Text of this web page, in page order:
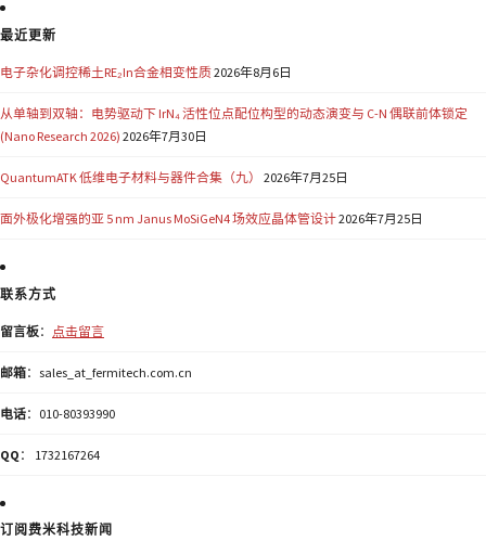
最近更新
电子杂化调控稀土RE₂In合金相变性质2026年8月6日
从单轴到双轴：电势驱动下 IrN₄ 活性位点配位构型的动态演变与 C-N 偶联前体锁定
(Nano Research 2026) 2026年7月30日
QuantumATK 低维电子材料与器件合集（九） 2026年7月25日
面外极化增强的亚 5 nm Janus MoSiGeN4 场效应晶体管设计2026年7月25日
联系方式
留言板： 点击留言
邮箱：sales_at_fermitech.com.cn
电话：010-80393990
QQ ： 1732167264
订阅费米科技新闻